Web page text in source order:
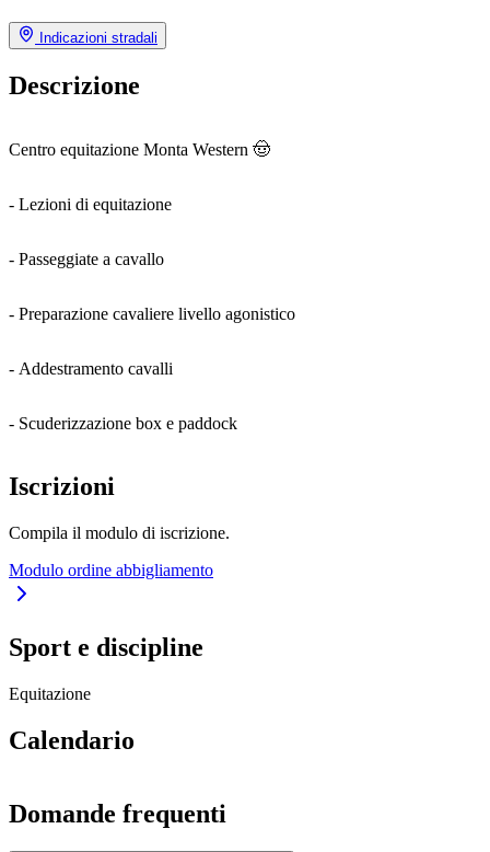
Indicazioni stradali
Descrizione
Centro equitazione Monta Western 🤠
- Lezioni di equitazione
- Passeggiate a cavallo
- Preparazione cavaliere livello agonistico
- Addestramento cavalli
- Scuderizzazione box e paddock
Iscrizioni
Compila il modulo di iscrizione.
Modulo ordine abbigliamento
Sport e discipline
Equitazione
Calendario
Domande frequenti